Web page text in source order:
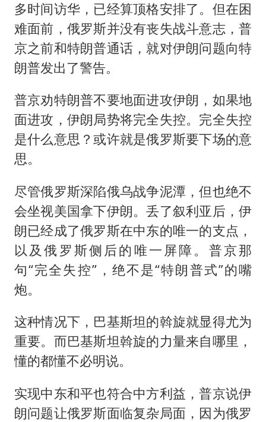
多时间访华，已经算顶格安排了。但在困
难面前，俄罗斯并没有丧失战斗意志，普
京之前和特朗普通话，就对伊朗问题向特
朗普发出了警告。
普京劝特朗普不要地面进攻伊朗，如果地
面进攻，伊朗局势将完全失控。完全失控
是什么意思？或许就是俄罗斯要下场的意
思。
尽管俄罗斯深陷俄乌战争泥潭，但也绝不
会坐视美国拿下伊朗。丢了叙利亚后，伊
朗已经成了俄罗斯在中东的唯一的支点，
以及俄罗斯侧后的唯一屏障。普京那
句“完全失控”，绝不是“特朗普式”的嘴
炮。
这种情况下，巴基斯坦的斡旋就显得尤为
重要。而巴基斯坦斡旋的力量来自哪里，
懂的都懂不必明说。
实现中东和平也符合中方利益，普京说伊
朗问题让俄罗斯面临复杂局面，因为俄罗